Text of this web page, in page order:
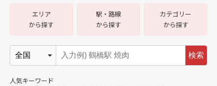
エリア
から探す
駅・路線
から探す
カテゴリー
から探す
検索
人気キーワード